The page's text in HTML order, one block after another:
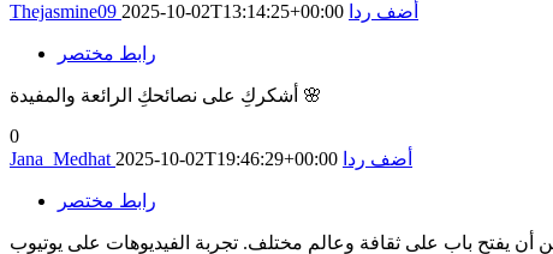
Thejasmine09 2025-10-02T13:14:25+00:00 أضف ردا
رابط مختصر
أشكركِ على نصائحكِ الرائعة والمفيدة 🌸
0
Jana_Medhat 2025-10-02T19:46:29+00:00 أضف ردا
رابط مختصر
يفتح باب على ثقافة وعالم مختلف. تجربة الفيديوهات على يوتيوب